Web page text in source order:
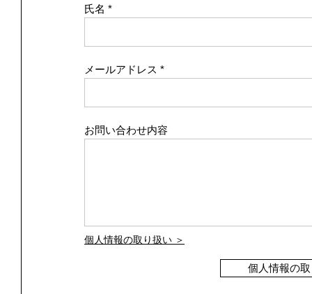
氏名
メールアドレス
お問い合わせ内容
個人情報の取り扱い ＞
個人情報の